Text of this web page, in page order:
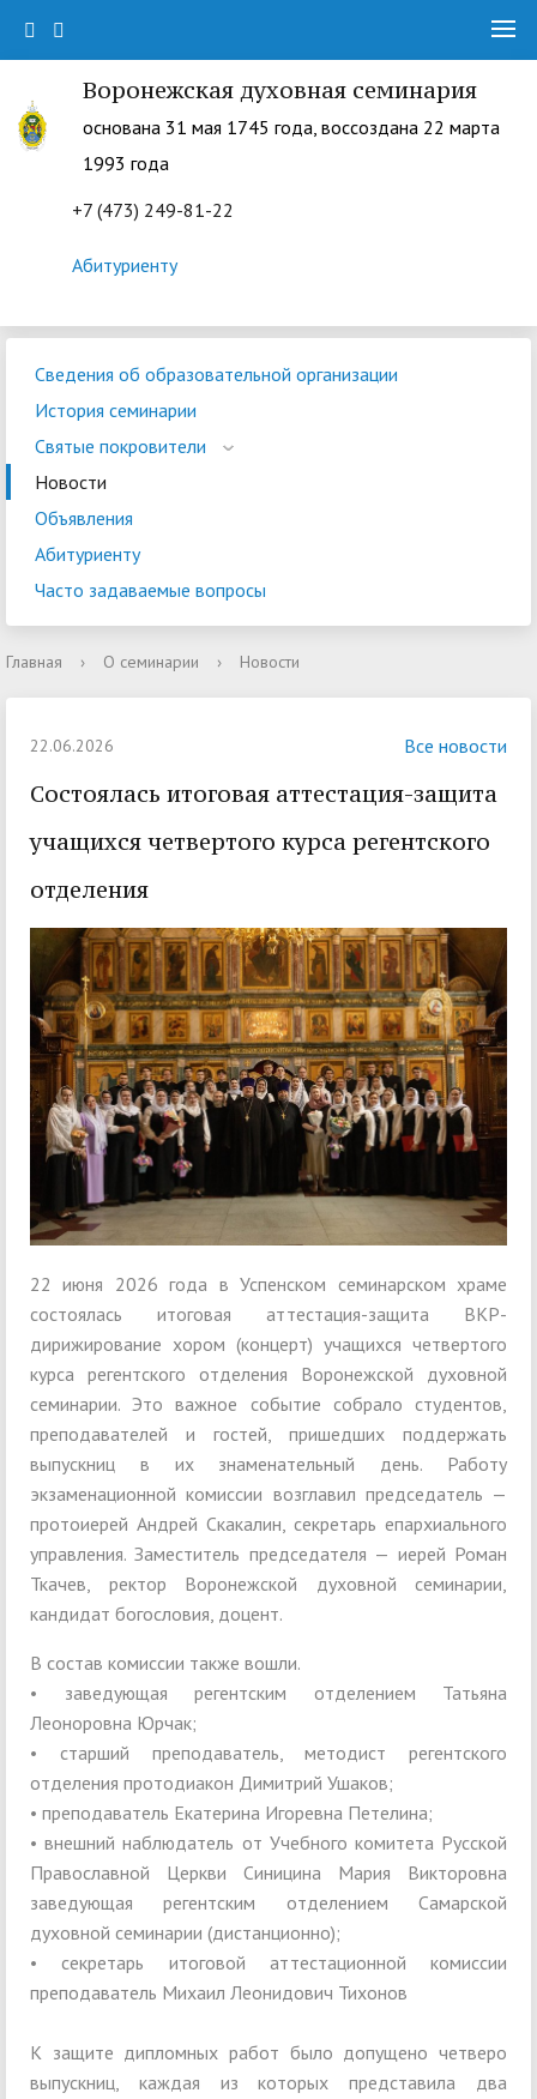
Воронежская духовная семинария
основана 31 мая 1745 года, воссоздана 22 марта
1993 года
+7 (473) 249-81-22
Абитуриенту
Сведения об образовательной организации
История семинарии
Святые покровители
Новости
Объявления
Абитуриенту
Часто задаваемые вопросы
Главная › О семинарии › Новости
22.06.2026 Все новости
Состоялась итоговая аттестация-защита
учащихся четвертого курса регентского
отделения
22 июня 2026 года в Успенском семинарском храме
состоялась итоговая аттестация-защита ВКР-
дирижирование хором (концерт) учащихся четвертого
курса регентского отделения Воронежской духовной
семинарии. Это важное событие собрало студентов,
преподавателей и гостей, пришедших поддержать
выпускниц в их знаменательный день. Работу
экзаменационной комиссии возглавил председатель —
протоиерей Андрей Скакалин, секретарь епархиального
управления. Заместитель председателя — иерей Роман
Ткачев, ректор Воронежской духовной семинарии,
кандидат богословия, доцент.
В состав комиссии также вошли.
• заведующая регентским отделением Татьяна
Леоноровна Юрчак;
• старший преподаватель, методист регентского
отделения протодиакон Димитрий Ушаков;
• преподаватель Екатерина Игоревна Петелина;
• внешний наблюдатель от Учебного комитета Русской
Православной Церкви Синицина Мария Викторовна
заведующая регентским отделением Самарской
духовной семинарии (дистанционно);
• секретарь итоговой аттестационной комиссии
преподаватель Михаил Леонидович Тихонов
К защите дипломных работ было допущено четверо
выпускниц, каждая из которых представила два